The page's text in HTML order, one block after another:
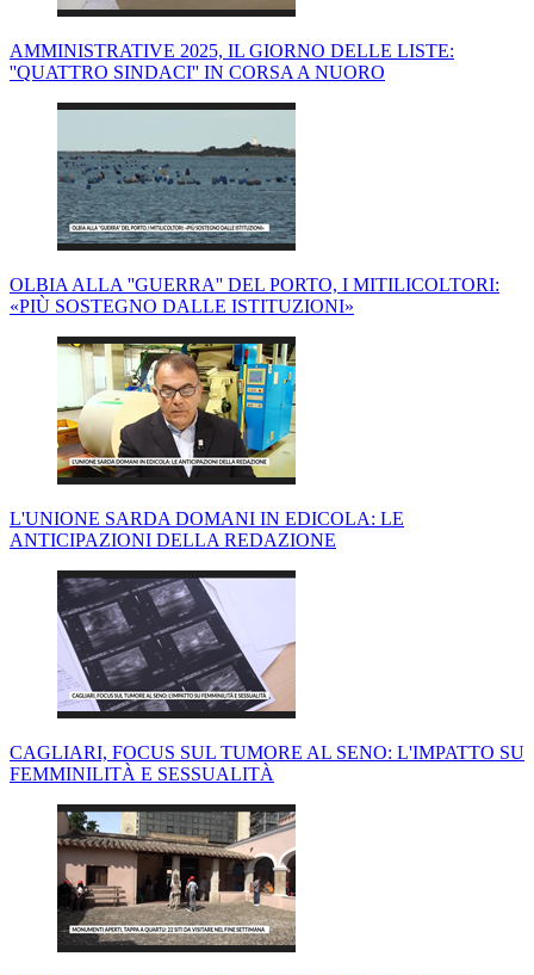
AMMINISTRATIVE 2025, IL GIORNO DELLE LISTE:
''QUATTRO SINDACI'' IN CORSA A NUORO
OLBIA ALLA ''GUERRA'' DEL PORTO, I MITILICOLTORI:
«PIÙ SOSTEGNO DALLE ISTITUZIONI»
L'UNIONE SARDA DOMANI IN EDICOLA: LE
ANTICIPAZIONI DELLA REDAZIONE
CAGLIARI, FOCUS SUL TUMORE AL SENO: L'IMPATTO SU
FEMMINILITÀ E SESSUALITÀ